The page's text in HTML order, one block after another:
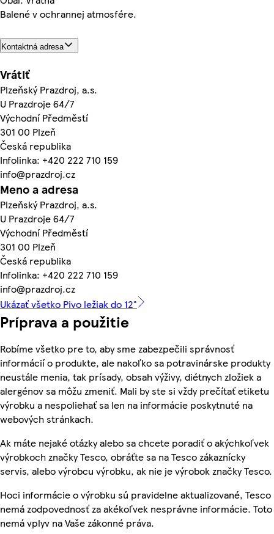
Balené v ochrannej atmosfére.
Kontaktná adresa
Vrátiť
Plzeňský Prazdroj, a.s.
U Prazdroje 64/7
Východní Předměstí
301 00 Plzeň
Česká republika
Infolinka: +420 222 710 159
info@prazdroj.cz
Meno a adresa
Plzeňský Prazdroj, a.s.
U Prazdroje 64/7
Východní Předměstí
301 00 Plzeň
Česká republika
Infolinka: +420 222 710 159
info@prazdroj.cz
Ukázať všetko Pivo ležiak do 12°
Príprava a použitie
Robíme všetko pre to, aby sme zabezpečili správnosť
informácií o produkte, ale nakoľko sa potravinárske produkty
neustále menia, tak prísady, obsah výživy, diétnych zložiek a
alergénov sa môžu zmeniť. Mali by ste si vždy prečítať etiketu
výrobku a nespoliehať sa len na informácie poskytnuté na
webových stránkach.
Ak máte nejaké otázky alebo sa chcete poradiť o akýchkoľvek
výrobkoch značky Tesco, obráťte sa na Tesco zákaznícky
servis, alebo výrobcu výrobku, ak nie je výrobok značky Tesco.
Hoci informácie o výrobku sú pravidelne aktualizované, Tesco
nemá zodpovednosť za akékoľvek nesprávne informácie. Toto
nemá vplyv na Vaše zákonné práva.